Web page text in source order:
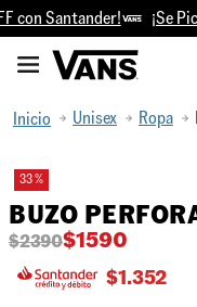
con Santander! ¡Se
Unisex Ropa
33 %
BUZO
$1590
$2390
$1.352